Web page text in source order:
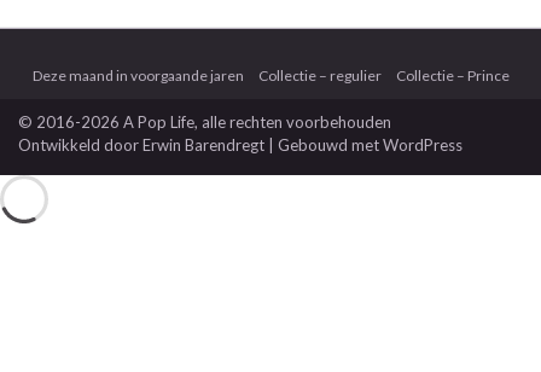
Deze maand in voorgaande jaren Collectie – regulier Collectie – Prince
© 2016-2026 A Pop Life, alle rechten voorbehouden
Ontwikkeld doorErwin Barendregt | Gebouwd metWordPress